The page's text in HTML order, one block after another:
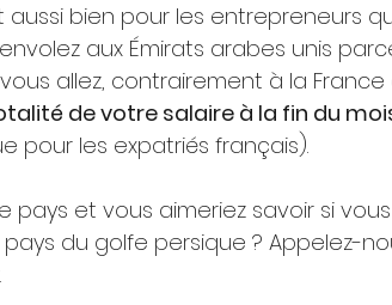
aussi bien pour les entrepreneurs
aux Émirats arabes unis
allez, contrairement à la
de votre salaire à la fin du
pour les expatriés français).
pays et vous aimeriez savoir si
du golfe persique ? Appelez-